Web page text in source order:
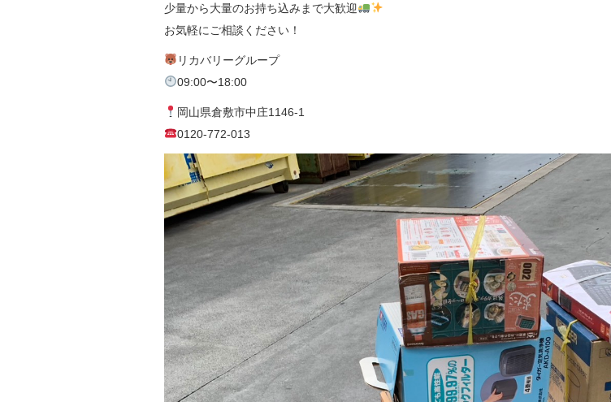
少量から大量のお持ち込みまで大歓迎
お気軽にご相談ください！
リカバリーグループ
09:00〜18:00
岡山県倉敷市中庄1146-1
0120-772-013